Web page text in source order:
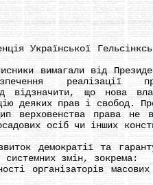
Української
вимагали від
відзначити, що нова
деяких прав і свобод.
верховенства права не
осіб чи інших
демократії та
системних змін, зокрема:
організаторів